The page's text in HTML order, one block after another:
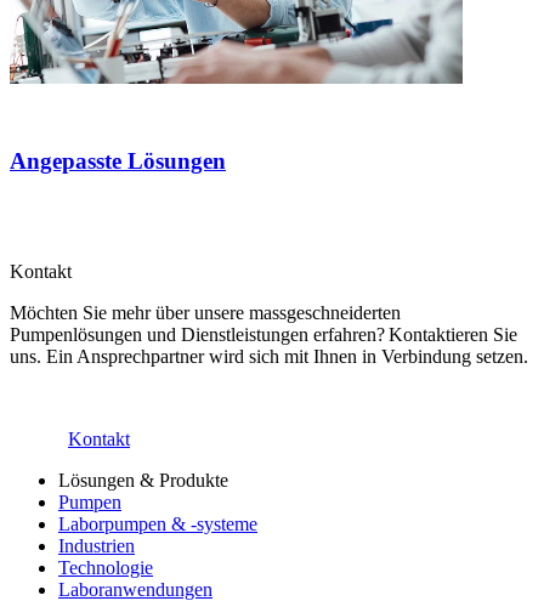
Angepasste Lösungen
Kontakt
Möchten Sie mehr über unsere massgeschneiderten
Pumpenlösungen und Dienstleistungen erfahren? Kontaktieren Sie
uns. Ein Ansprechpartner wird sich mit Ihnen in Verbindung setzen.
Kontakt
Lösungen & Produkte
Pumpen
Laborpumpen & -systeme
Industrien
Technologie
Laboranwendungen